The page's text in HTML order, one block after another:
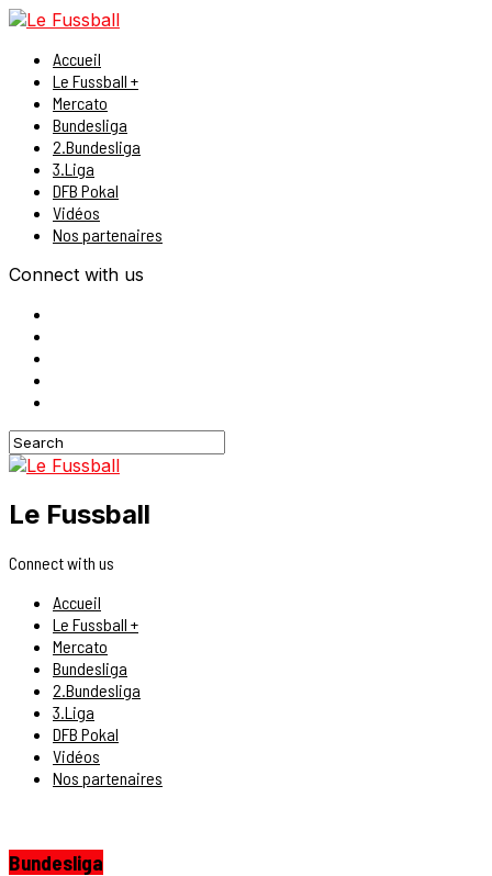
Accueil
Le Fussball +
Mercato
Bundesliga
2.Bundesliga
3.Liga
DFB Pokal
Vidéos
Nos partenaires
Connect with us
Le Fussball
Connect with us
Accueil
Le Fussball +
Mercato
Bundesliga
2.Bundesliga
3.Liga
DFB Pokal
Vidéos
Nos partenaires
Bundesliga